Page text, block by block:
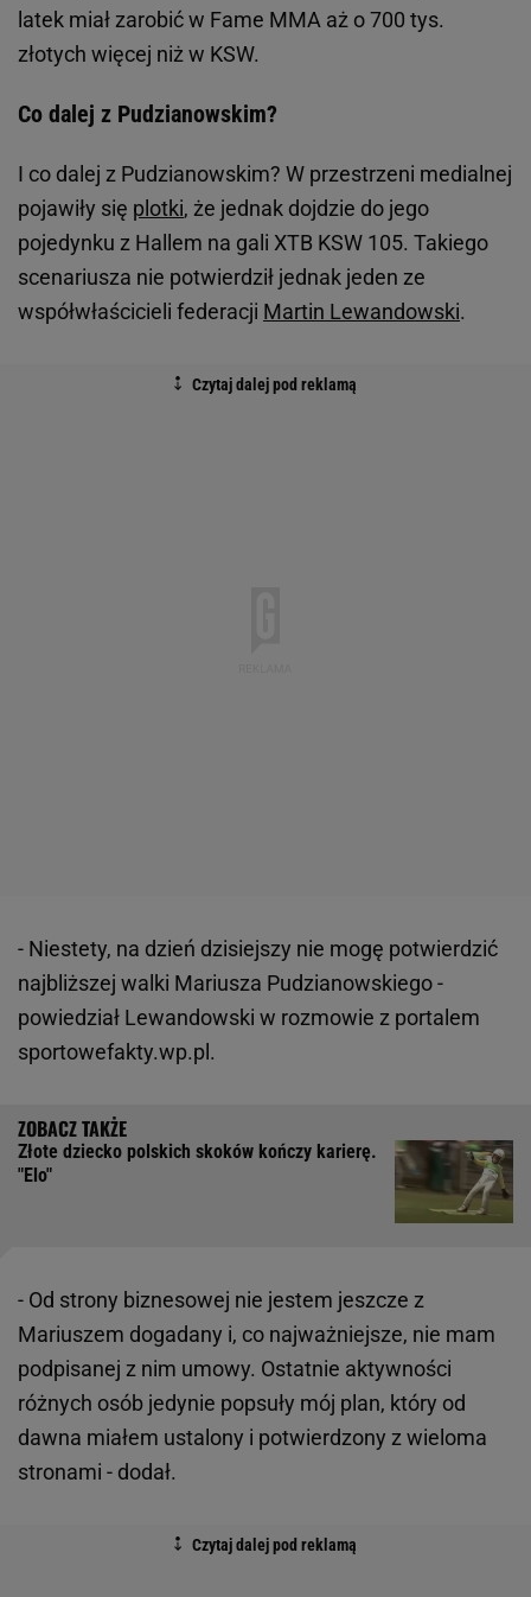
latek miał zarobić w Fame MMA aż o 700 tys.
złotych więcej niż w KSW.
Co dalej z Pudzianowskim?
I co dalej z Pudzianowskim? W przestrzeni medialnej
pojawiły się plotki, że jednak dojdzie do jego
pojedynku z Hallem na gali XTB KSW 105. Takiego
scenariusza nie potwierdził jednak jeden ze
współwłaścicieli federacji Martin Lewandowski.
- Niestety, na dzień dzisiejszy nie mogę potwierdzić
najbliższej walki Mariusza Pudzianowskiego -
powiedział Lewandowski w rozmowie z portalem
sportowefakty.wp.pl.
Złote dziecko polskich skoków kończy karierę.
"Elo"
- Od strony biznesowej nie jestem jeszcze z
Mariuszem dogadany i, co najważniejsze, nie mam
podpisanej z nim umowy. Ostatnie aktywności
różnych osób jedynie popsuły mój plan, który od
dawna miałem ustalony i potwierdzony z wieloma
stronami - dodał.